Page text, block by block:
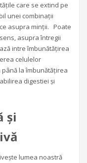
care se extind pe
unei combinații
asupra minții. Poate
asupra întregii
intre îmbunătățirea
celulelor
la îmbunătățirea
digestiei și
și
lumea noastră